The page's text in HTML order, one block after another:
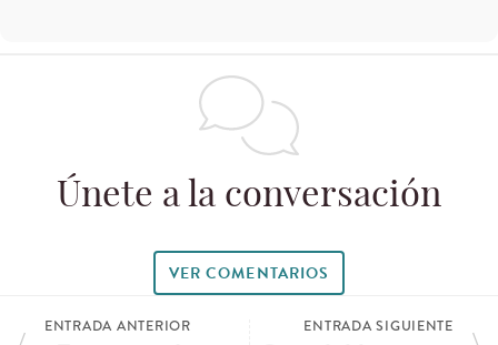
Únete a la conversación
VER COMENTARIOS
ENTRADA ANTERIOR ENTRADA SIGUIENTE